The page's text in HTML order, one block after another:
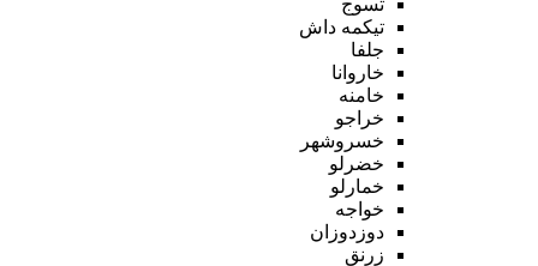
تیکمه داش
جلفا
خاروانا
خامنه
خراجو
خسروشهر
خضرلو
خمارلو
خواجه
دوزدوزان
زرنق